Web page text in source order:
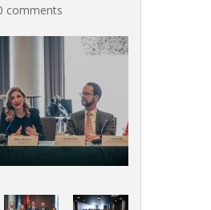
comments